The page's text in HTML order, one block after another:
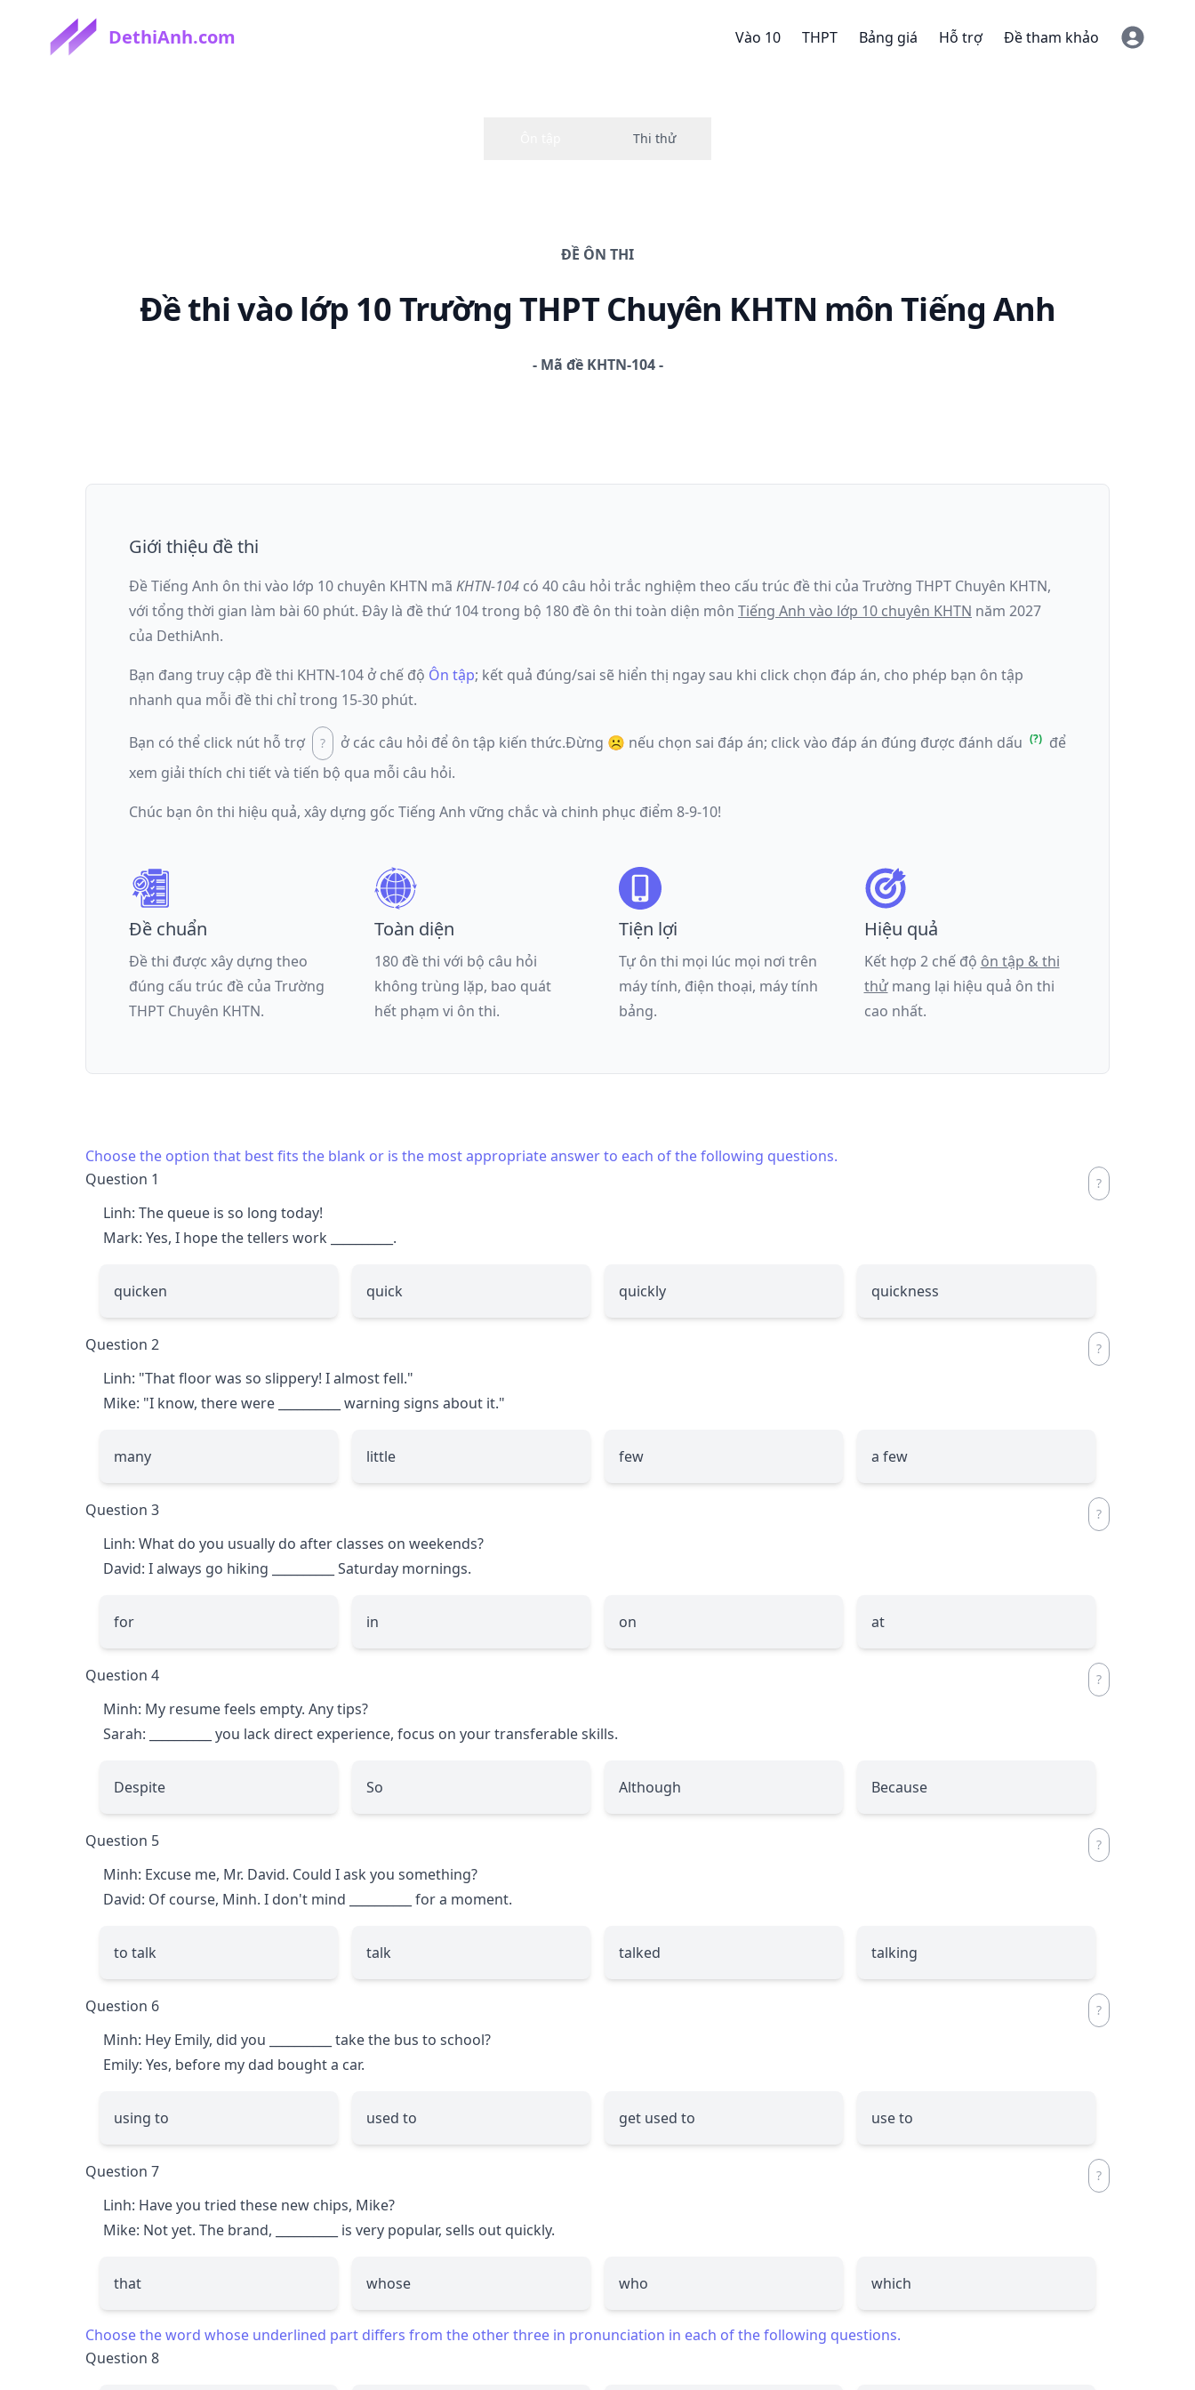
DethiAnh.com Vào 10 THPT Bảng giá Hỗ trợ Đề tham khảo
ĐỀ ÔN THI
Đề thivào lớp 10 Trường THPT Chuyên KHTN môn Tiếng Anh
- Mã đề KHTN-104
Giới thiệu đề thi
Đề Tiếng Anh ôn thi vào lớp 10 chuyên KHTN mã KHTN-104 có 40 câu hỏi trắc nghiệm theo cấu trúc đề thi của Trường THPT Chuyên KHTN,
với tổng thời gian làm bài 60 phút. Đây là đềthứ 104trong bộ 180 đề ôn thi toàn diện môn Tiếng Anh vào lớp 10 chuyên KHTN năm 2027
của DethiAnh.
Bạn đang truy cập đề thi KHTN-104 ở chế độ Ôn tập; kết quả đúng/sai sẽ hiển thị ngay sau khi click chọn đáp án, cho phép bạn ôn tập
nhanh qua mỗi đề thi chỉ trong 15-30 phút.
Bạn có thể click nút hỗ trợ ở các câu hỏi để ôn tập kiến thức.Đừng ☹️ nếu chọn sai đáp án; click vào đáp án đúng được đánh dấu
để
xem giải thích chi tiết và tiến bộ qua mỗi câu hỏi.
Chúc bạn ôn thi hiệu quả, xây dựng gốc Tiếng Anh vững chắc và chinh phục điểm 8-9-10!
Đề chuẩn
Đề thi được xây dựng theo
đúng cấu trúc đề của Trường
THPT Chuyên KHTN.
Toàn diện
180 đề thi với bộ câu hỏi
không trùng lặp, bao quát
hết phạm vi ôn thi.
Tiện lợi
Tự ôn thi mọi lúc mọi nơi trên
máy tính, điện thoại, máy tính
bảng.
Hiệu quả
Kết hợp 2 chế độ ôn tập & thi
thửmang lại hiệu quả ôn thi
cao nhất.
Choose the option that best fits the blank or is the most appropriate answer to each of the following questions.
Question 1
Linh: The queue is so long today!
Mark: Yes, I hope the tellers work
.
quicken quick quickly quickness
Question 2
Linh: "That floor was so slippery! I almost fell."
Mike: "I know, there were
warning signs about it."
many little few a few
Question 3
Linh: What do you usually do after classes on weekends?
David: I always go hiking
Saturday mornings.
for in on at
Question 4
Minh: My resume feels empty. Any tips?
Sarah:
you lack direct experience, focus on your transferable skills.
Despite So Although Because
Question 5
Minh: Excuse me, Mr. David. Could I ask you something?
David: Of course, Minh. I don't mind
for a moment.
to talk talk talked talking
Question 6
Minh: Hey Emily, did you
take the bus to school?
Emily: Yes, before my dad bought a car.
using to used to get used to use to
Question 7
Linh: Have you tried these new chips, Mike?
Mike: Not yet. The brand,
is very popular, sells out quickly.
that whose who which
Choose the word whose underlined part differs from the other three in pronunciation in each of the following questions.
Question 8